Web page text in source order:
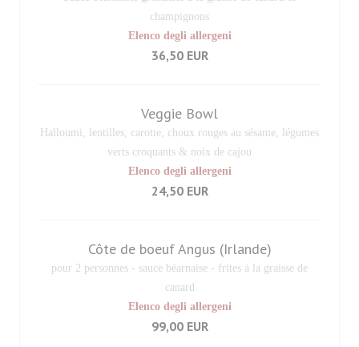
champignons
Elenco degli allergeni
36,50 EUR
Veggie Bowl
Halloumi, lentilles, carotte, choux rouges au sésame, légumes
verts croquants & noix de cajou
Elenco degli allergeni
24,50 EUR
Côte de boeuf Angus (Irlande)
pour 2 personnes - sauce béarnaise - frites à la graisse de
canard
Elenco degli allergeni
99,00 EUR